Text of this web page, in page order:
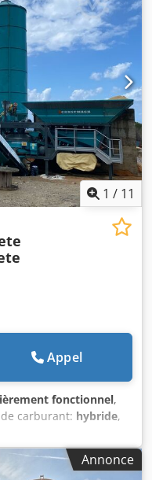
1 / 11
Appel
fonctionnel,
carburant: hybride,
bord, La centrale à
45 représente une
Annonce